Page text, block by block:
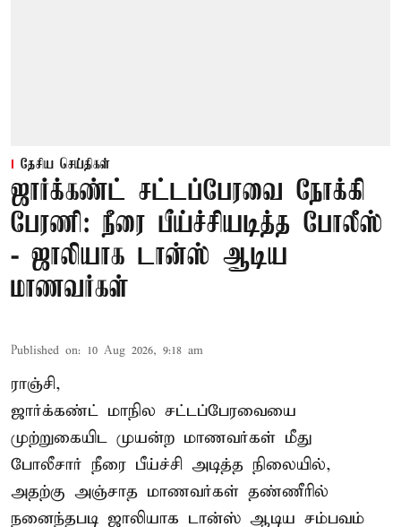
தேசிய செய்திகள்
ஜார்க்கண்ட் சட்டப்பேரவை நோக்கி
பேரணி: நீரை பீய்ச்சியடித்த போலீஸ்
- ஜாலியாக டான்ஸ் ஆடிய
மாணவர்கள்
Published on: 10 Aug 2026, 9:18 am
ராஞ்சி,
ஜார்க்கண்ட் மாநில சட்டப்பேரவையை
முற்றுகையிட முயன்ற மாணவர்கள் மீது
போலீசார் நீரை பீய்ச்சி அடித்த நிலையில்,
அதற்கு அஞ்சாத மாணவர்கள் தண்ணீரில்
நனைந்தபடி ஜாலியாக டான்ஸ் ஆடிய சம்பவம்